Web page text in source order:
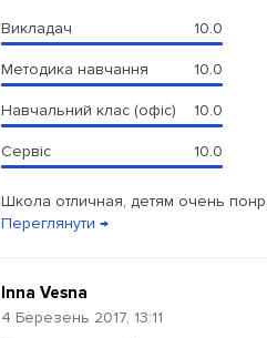
Викладач 10.0
Методика навчання 10.0
Навчальний клас (офіс) 10.0
Сервіс 10.0
Школа отличная, детям очень
Переглянути →
Inna Vesna
4 Березень 2017, 13:11